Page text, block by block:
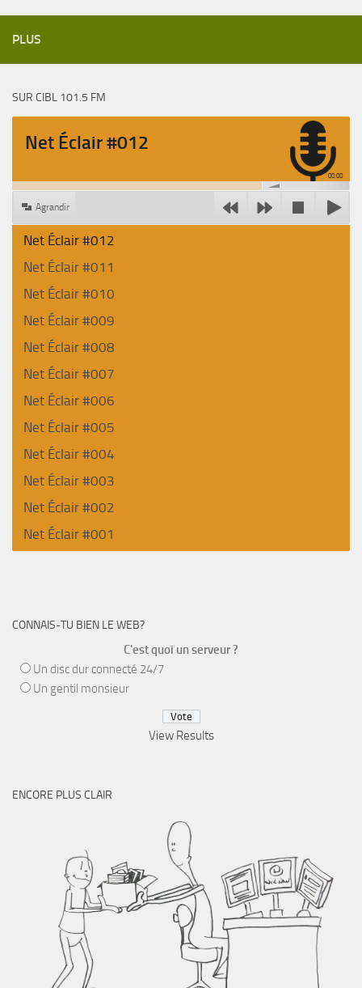
PLUS
SUR CIBL 101.5 FM
Net Éclair #012
00:00
Agrandir
Net Éclair #012
Net Éclair #011
Net Éclair #010
Net Éclair #009
Net Éclair #008
Net Éclair #007
Net Éclair #006
Net Éclair #005
Net Éclair #004
Net Éclair #003
Net Éclair #002
Net Éclair #001
CONNAIS-TU BIEN LE WEB?
C'est quoi un serveur ?
Un disc dur connecté 24/7
Un gentil monsieur
View Results
ENCORE PLUS CLAIR